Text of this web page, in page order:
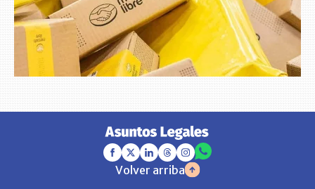
Volver arriba